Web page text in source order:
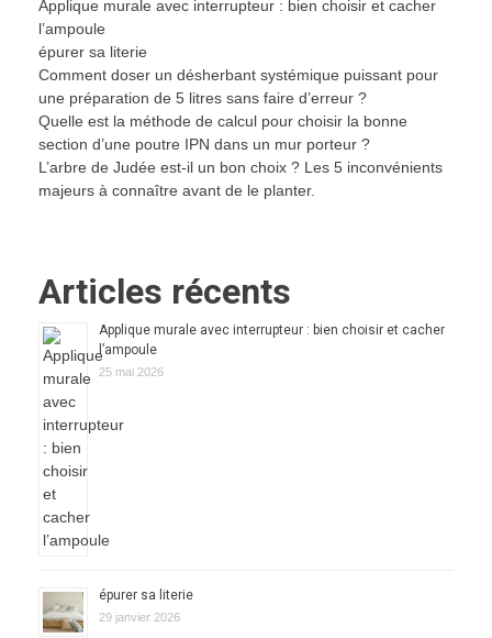
Applique murale avec interrupteur : bien choisir et cacher
l’ampoule
épurer sa literie
Comment doser un désherbant systémique puissant pour
une préparation de 5 litres sans faire d’erreur ?
Quelle est la méthode de calcul pour choisir la bonne
section d’une poutre IPN dans un mur porteur ?
L’arbre de Judée est-il un bon choix ? Les 5 inconvénients
majeurs à connaître avant de le planter.
Articles récents
Applique murale avec interrupteur : bien choisir et cacher
l’ampoule
25 mai 2026
épurer sa literie
29 janvier 2026